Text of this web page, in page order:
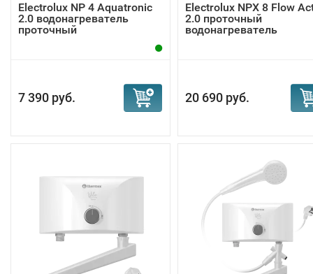
Electrolux NP 4 Aquatronic
2.0 водонагреватель
проточный
7 390 руб.
Electrolux NPX 8 Flow
2.0 проточный
водонагреватель
20 690 руб.